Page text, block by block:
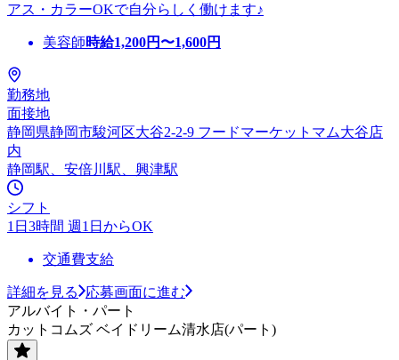
アス・カラーOKで自分らしく働けます♪
美容師時給1,200円〜1,600円
勤務地
面接地
静岡県静岡市駿河区大谷2-2-9 フードマーケットマム大谷店
内
静岡駅、安倍川駅、興津駅
シフト
1日3時間 週1日からOK
交通費支給
詳細を見る
応募画面に進む
アルバイト・パート
カットコムズ ベイドリーム清水店(パート)